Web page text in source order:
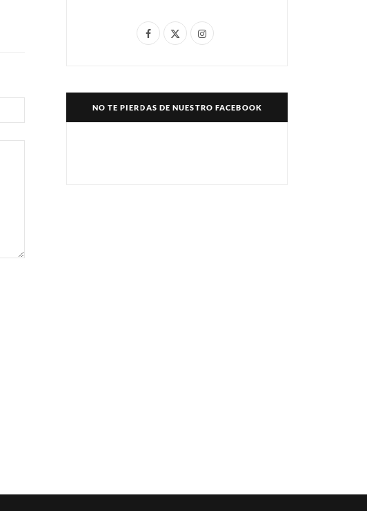
F
e
X
w
I
t
NO TE PIERDAS DE NUESTRO FACEBOOK